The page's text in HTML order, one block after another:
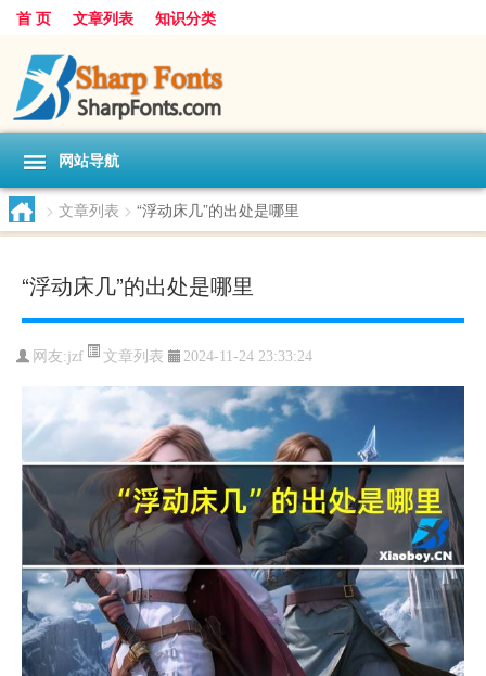
首 页 文章列表 知识分类
网站导航
> 文章列表 > “浮动床几”的出处是哪里
“浮动床几”的出处是哪里
网友:jzf 文章列表 2024-11-24 23:33:24